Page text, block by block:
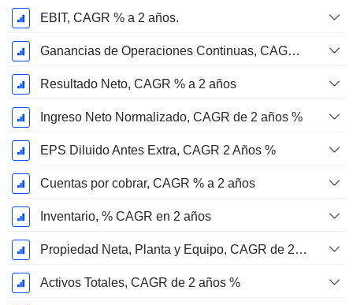
EBIT, CAGR % a 2 años.
Ganancias de Operaciones Continuas, CAGR % en 2 años
Resultado Neto, CAGR % a 2 años
Ingreso Neto Normalizado, CAGR de 2 años %
EPS Diluido Antes Extra, CAGR 2 Años %
Cuentas por cobrar, CAGR % a 2 años
Inventario, % CAGR en 2 años
Propiedad Neta, Planta y Equipo, CAGR de 2 años %
Activos Totales, CAGR de 2 años %